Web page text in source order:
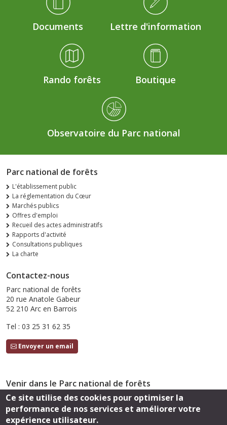
Documents Lettre d'information
Rando forêts Boutique
Observatoire du Parc national
Parc national de forêts
L'établissement public
La réglementation du Cœur
Marchés publics
Offres d'emploi
Recueil des actes administratifs
Rapports d'activité
Consultations publiques
La charte
Contactez-nous
Parc national de forêts
20 rue Anatole Gabeur
52 210 Arc en Barrois
Tel : 03 25 31 62 35
Envoyer un email
Venir dans le Parc national de forêts
Accès
Suivez-nous
Ce site utilise des cookies pour optimiser la
performance de nos services et améliorer votre
expérience utilisateur.